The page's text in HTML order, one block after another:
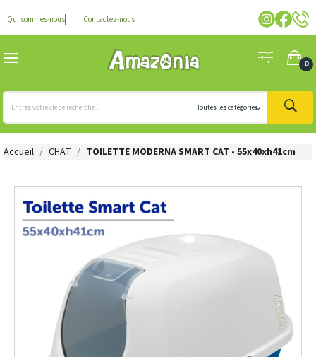
Qui sommes-nous Contactez-nous
0
Accueil CHAT TOILETTE MODERNA SMART CAT - 55x40xh41cm